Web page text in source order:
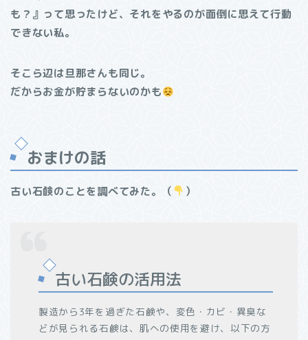
も？』って思ったけど、それをやるのが面倒に思えて行動
できない私。
そこら辺は旦那さんも同じ。
だからお金が貯まらないのかも
おまけの話
古い石鹸のことを調べてみた。（ ）
古い石鹸の活用法
製造から3年を過ぎた石鹸や、変色・カビ・異臭な
どが見られる石鹸は、肌への使用を避け、以下の方